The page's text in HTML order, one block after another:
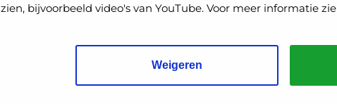
zien, bijvoorbeeld video's van YouTube. Voor meer informatie zie
Weigeren